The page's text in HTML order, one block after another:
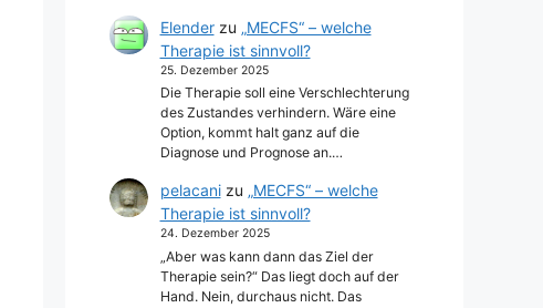
Elenderzu „MECFS“ – welche
Therapie ist sinnvoll?
25. Dezember 2025
Die Therapie soll eine Verschlechterung
des Zustandes verhindern. Wäre eine
Option, kommt halt ganz auf die
Diagnose und Prognose an.…
pelacanizu „MECFS“ – welche
Therapie ist sinnvoll?
24. Dezember 2025
„Aber was kann dann das Ziel der
Therapie sein?“ Das liegt doch auf der
Hand. Nein, durchaus nicht. Das